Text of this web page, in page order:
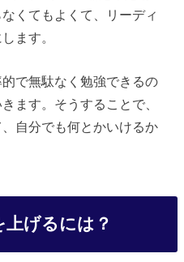
くてもよくて、リーディ
ます。
で無駄なく勉強できるの
ます。そうすることで、
自分でも何とかいけるか
げるには？